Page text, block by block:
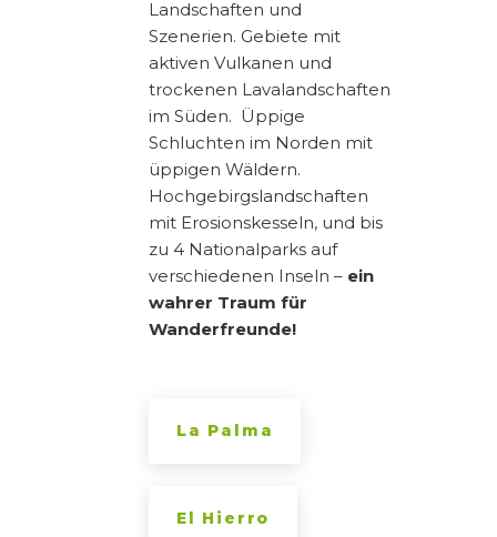
Landschaften und
Szenerien. Gebiete mit
aktiven Vulkanen und
trockenen Lavalandschaften
im Süden. Üppige
Schluchten im Norden mit
üppigen Wäldern.
Hochgebirgslandschaften
mit Erosionskesseln, und bis
zu 4 Nationalparks auf
verschiedenen Inseln – ein
wahrer Traum für
Wanderfreunde!
La Palma
El Hierro